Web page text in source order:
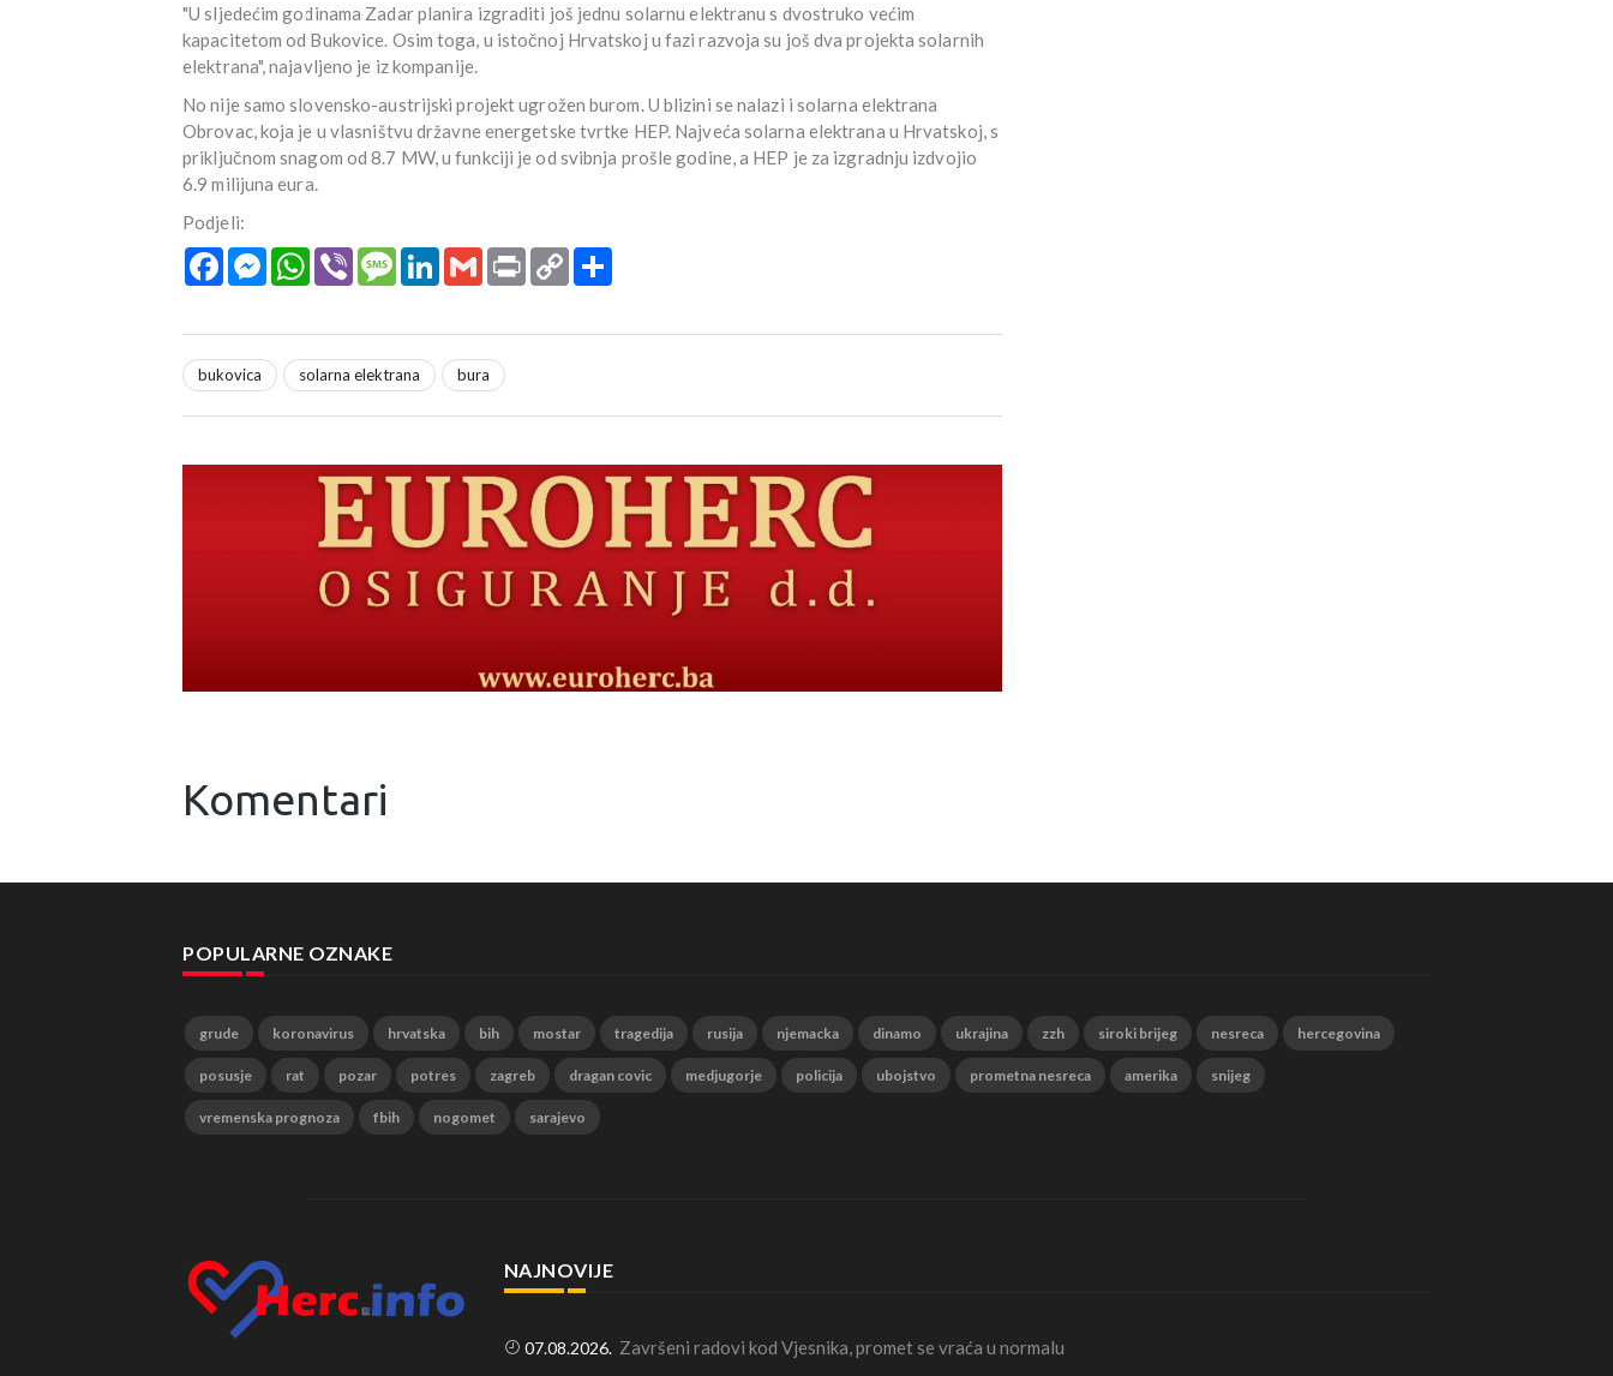
"U sljedećim godinama Zadar planira izgraditi još jednu solarnu elektranu s dvostruko većim
kapacitetom od Bukovice. Osim toga, u istočnoj Hrvatskoj u fazi razvoja su još dva projekta solarnih
elektrana", najavljeno je iz kompanije.
No nije samo slovensko-austrijski projekt ugrožen burom. U blizini se nalazi i solarna elektrana
Obrovac, koja je u vlasništvu državne energetske tvrtke HEP. Najveća solarna elektrana u Hrvatskoj, s
priključnom snagom od 8.7 MW, u funkciji je od svibnja prošle godine, a HEP je za izgradnju izdvojio
6.9 milijuna eura.
Podjeli:
FacebookMessengerWhatsApp
Viber MessageLinkedInGmail Print Copy
Link
bukovica solarna elektrana bura
Komentari
POPULARNE OZNAKE
grude koronavirus hrvatska bih mostar tragedija rusija njemacka dinamo ukrajina zzh siroki brijeg nesreca hercegovina
posusje rat pozar potres zagreb dragan covic medjugorje policija ubojstvo prometna nesreca amerika snijeg
vremenska prognoza fbih nogomet sarajevo
NAJNOVIJE
07.08.2026. Završeni radovi kod Vjesnika, promet se vraća u normalu